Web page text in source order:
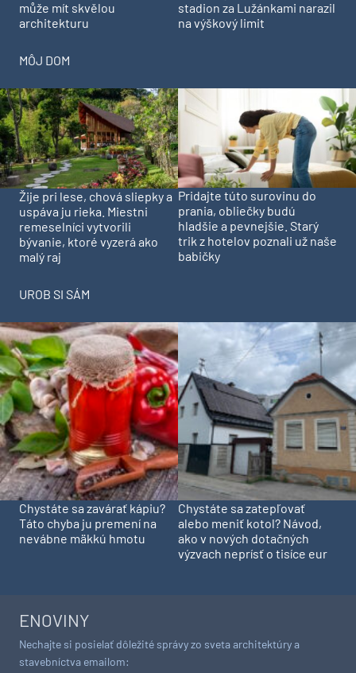
může mít skvělou
architekturu
stadion za Lužánkami narazil
na výškový limit
MÔJ DOM
Žije pri lese, chová sliepky a
uspáva ju rieka. Miestni
remeselníci vytvorili
bývanie, ktoré vyzerá ako
malý raj
Pridajte túto surovinu do
prania, obliečky budú
hladšie a pevnejšie. Starý
trik z hotelov poznali už naše
babičky
UROB SI SÁM
Chystáte sa zavárať kápiu?
Táto chyba ju premení na
nevábne mäkkú hmotu
Chystáte sa zatepľovať
alebo meniť kotol? Návod,
ako v nových dotačných
výzvach neprísť o tisíce eur
ENOVINY
Nechajte si posielať dôležité správy zo sveta architektúry a
stavebníctva emailom: